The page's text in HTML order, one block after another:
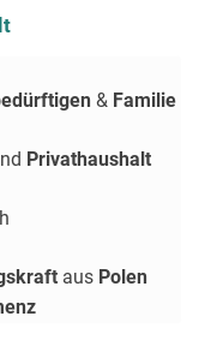
& Familie
Privathaushalt
aus Polen